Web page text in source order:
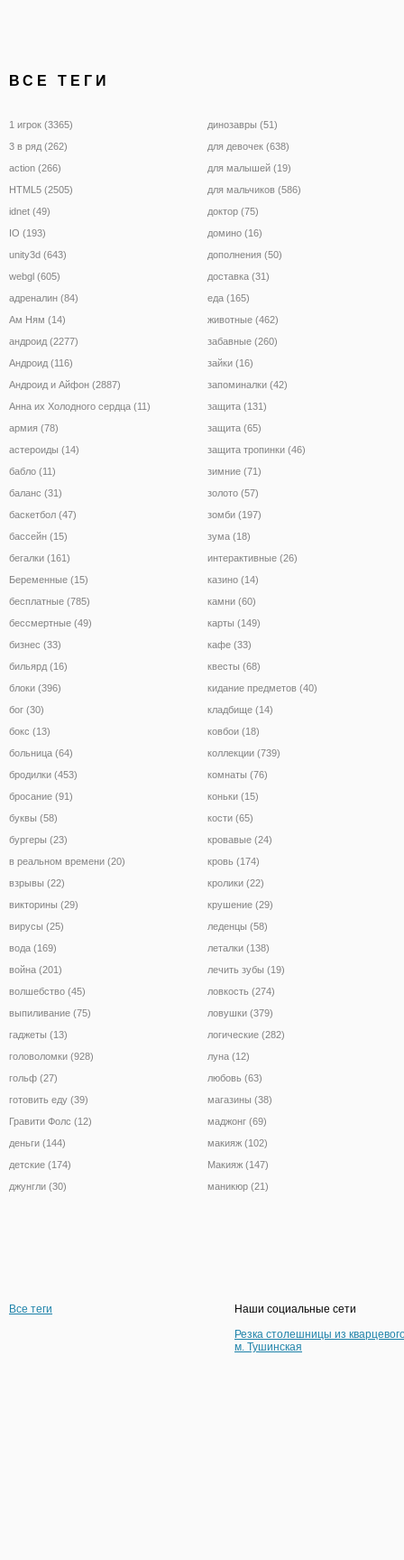
ВСЕ ТЕГИ
1 игрок (3365)
3 в ряд (262)
action (266)
HTML5 (2505)
idnet (49)
IO (193)
unity3d (643)
webgl (605)
адреналин (84)
Ам Ням (14)
андроид (2277)
Андроид (116)
Андроид и Айфон (2887)
Анна их Холодного сердца (11)
армия (78)
астероиды (14)
бабло (11)
баланс (31)
баскетбол (47)
бассейн (15)
бегалки (161)
Беременные (15)
бесплатные (785)
бессмертные (49)
бизнес (33)
бильярд (16)
блоки (396)
бог (30)
бокс (13)
больница (64)
бродилки (453)
бросание (91)
буквы (58)
бургеры (23)
в реальном времени (20)
взрывы (22)
викторины (29)
вирусы (25)
вода (169)
война (201)
волшебство (45)
выпиливание (75)
гаджеты (13)
головоломки (928)
гольф (27)
готовить еду (39)
Гравити Фолс (12)
деньги (144)
детские (174)
джунгли (30)
динозавры (51)
для девочек (638)
для малышей (19)
для мальчиков (586)
доктор (75)
домино (16)
дополнения (50)
доставка (31)
еда (165)
животные (462)
забавные (260)
зайки (16)
запоминалки (42)
защита (131)
защита (65)
защита тропинки (46)
зимние (71)
золото (57)
зомби (197)
зума (18)
интерактивные (26)
казино (14)
камни (60)
карты (149)
кафе (33)
квесты (68)
кидание предметов (40)
кладбище (14)
ковбои (18)
коллекции (739)
комнаты (76)
коньки (15)
кости (65)
кровавые (24)
кровь (174)
кролики (22)
крушение (29)
леденцы (58)
леталки (138)
лечить зубы (19)
ловкость (274)
ловушки (379)
логические (282)
луна (12)
любовь (63)
магазины (38)
маджонг (69)
макияж (102)
Макияж (147)
маникюр (21)
Все теги
Наши социальные сети
Резка столешницы из
м. Тушинская